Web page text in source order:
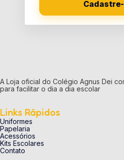
A Loja oficial do Colégio Agnus Dei
para facilitar o dia a dia escolar
Links Rápidos
Uniformes
Papelaria
Acessórios
Kits Escolares
Contato